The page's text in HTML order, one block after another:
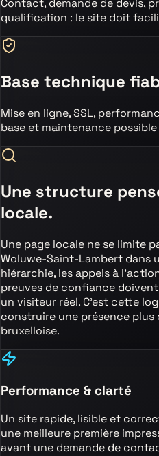
Contact, demande de devis,
qualification : le site doit
Base technique
Mise en ligne, SSL,
base et maintenance possible
Une structure
locale.
Une page locale ne se limite
Woluwe-Saint-Lambert dans
hiérarchie, les appels à
preuves de confiance
un visiteur réel. C’est cette
construire une présence plus
bruxelloise.
Performance & clarté
Un site rapide, lisible et
une meilleure première
avant une demande de